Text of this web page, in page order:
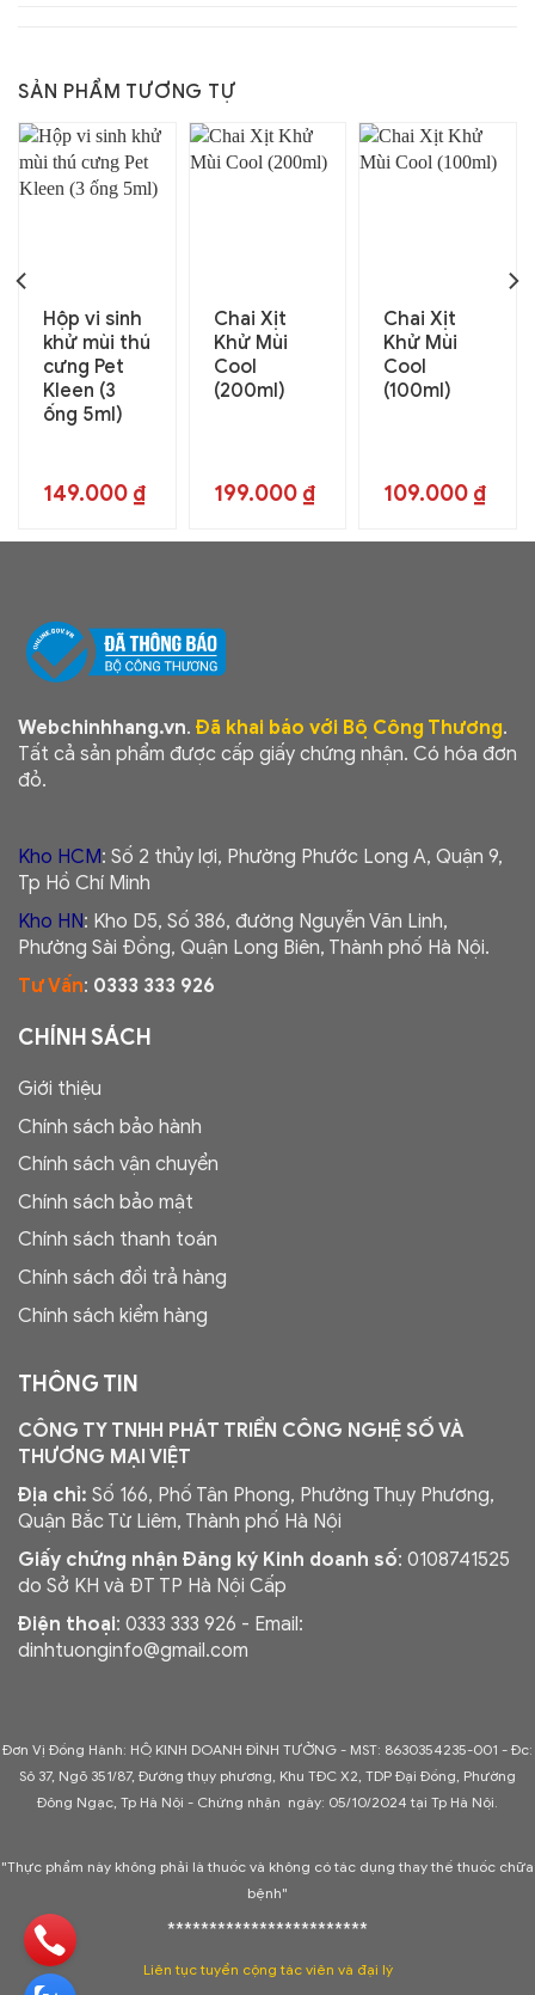
SẢN PHẨM TƯƠNG TỰ
Hộp vi sinh
khử mùi thú
cưng Pet
Kleen (3
ống 5ml)
149.000 ₫
Chai Xịt
Khử Mùi
Cool
(200ml)
199.000 ₫
Chai Xịt
Khử Mùi
Cool
(100ml)
109.000 ₫
Webchinhhang.vn. Đã khai báo với Bộ Công Thương.
Tất cả sản phẩm được cấp giấy chứng nhận. Có hóa đơn
đỏ.
Kho HCM: Số 2 thủy lợi, Phường Phước Long A, Quận 9,
Tp Hồ Chí Minh
Kho HN: Kho D5, Số 386, đường Nguyễn Văn Linh,
Phường Sài Đồng, Quận Long Biên, Thành phố Hà Nội.
Tư Vấn: 0333 333 926
CHÍNH SÁCH
Giới thiệu
Chính sách bảo hành
Chính sách vận chuyển
Chính sách bảo mật
Chính sách thanh toán
Chính sách đổi trả hàng
Chính sách kiểm hàng
THÔNG TIN
CÔNG TY TNHH PHÁT TRIỂN CÔNG NGHỆ SỐ VÀ
THƯƠNG MẠI VIỆT
Địa chỉ: Số 166, Phố Tân Phong, Phường Thụy Phương,
Quận Bắc Từ Liêm, Thành phố Hà Nội
Giấy chứng nhận Đăng ký Kinh doanh số: 0108741525
do Sở KH và ĐT TP Hà Nội Cấp
Điện thoại: 0333 333 926 - Email:
dinhtuonginfo@gmail.com
Đơn Vị Đồng Hành: HỘ KINH DOANH ĐÌNH TƯỞNG - MST: 8630354235-001 - Đc:
Sô 37, Ngõ 351/87, Đường thụy phương, Khu TĐC X2, TDP Đại Đồng, Phường
Đông Ngạc, Tp Hà Nội - Chứng nhận ngày: 05/10/2024 tại Tp Hà Nội.
"Thực phẩm này không phải là thuốc và không có tác dụng thay thế thuốc chữa
bệnh"
************************
Liên tục tuyển cộng tác viên và đại lý